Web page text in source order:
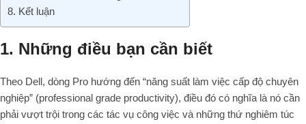
8. Kết luận
1. Những điều bạn cần biết
Theo Dell, dòng Pro hướng đến “năng suất làm việc cấp độ chuyên
nghiệp” (professional grade productivity), điều đó có nghĩa là nó cần
phải vượt trội trong các tác vụ công việc và những thứ nghiêm túc